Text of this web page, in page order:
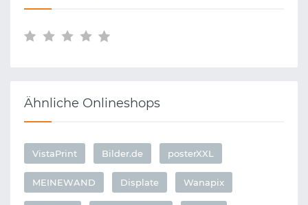
Ähnliche Onlineshops
VistaPrint Bilder.de posterXXL
MEINEWAND Displate Wanapix